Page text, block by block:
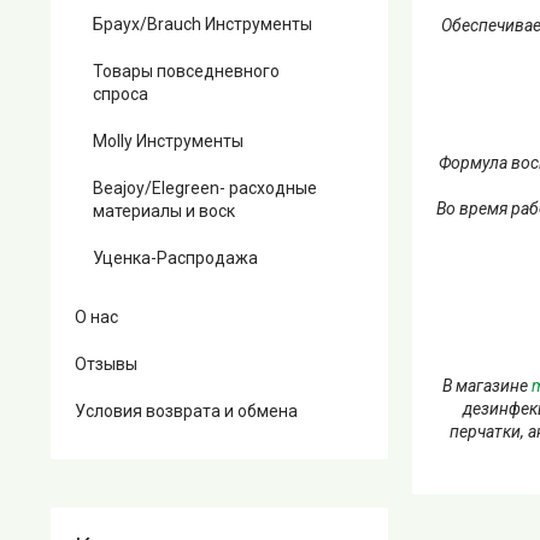
Формула
Во время
В магазине
перчатки,
Браух/Brauch Инструменты
Товары повседневного
спроса
Molly Инструменты
Beajoy/Elegreen- расходные
материалы и воск
Уценка-Распродажа
О нас
Отзывы
Условия возврата и обмена